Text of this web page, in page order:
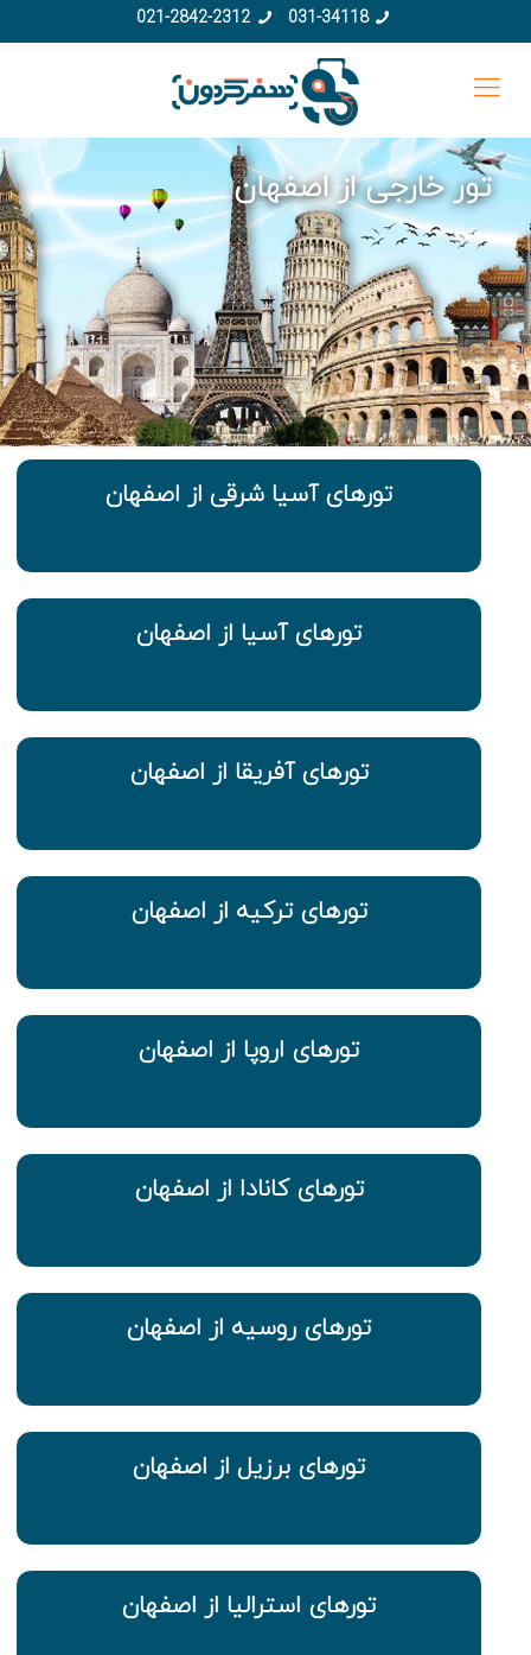
031-34118
021-2842-2312
تور خارجی از اصفهان
تورهای آسیا شرقی از اصفهان
تورهای آسیا از اصفهان
تورهای آفریقا از اصفهان
تورهای ترکیه از اصفهان
تورهای اروپا از اصفهان
تورهای کانادا از اصفهان
تورهای روسیه از اصفهان
تورهای برزیل از اصفهان
تورهای استرالیا از اصفهان